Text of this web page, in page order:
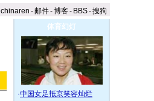
chinaren -邮件-博客- BBS-搜狗
体育幻灯
·中国女足抵京笑容灿烂